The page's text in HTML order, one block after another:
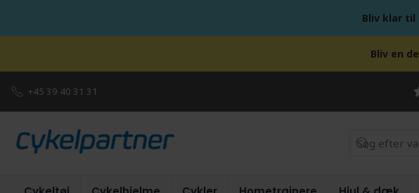
Bliv klar
Bliv en
+45 39 40 31 31